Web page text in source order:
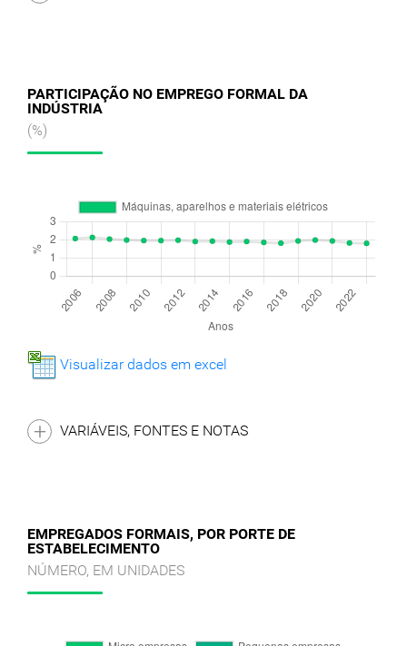
PARTICIPAÇÃO NO EMPREGO FORMAL DA
INDÚSTRIA
(%)
Visualizar dados em excel
VARIÁVEIS, FONTES E NOTAS
EMPREGADOS FORMAIS, POR PORTE DE
ESTABELECIMENTO
NÚMERO, EM UNIDADES